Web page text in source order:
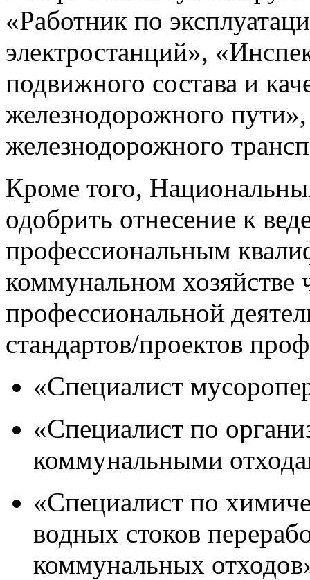
«Работник по
электростанций»,
подвижного состава и
железнодорожного
железнодорожного
Кроме того,
одобрить отнесение к
профессиональным
коммунальном хозяйстве
профессиональной
стандартов/проектов
«Специалист
«Специалист по
коммунальными
«Специалист по
водных стоков
коммунальных